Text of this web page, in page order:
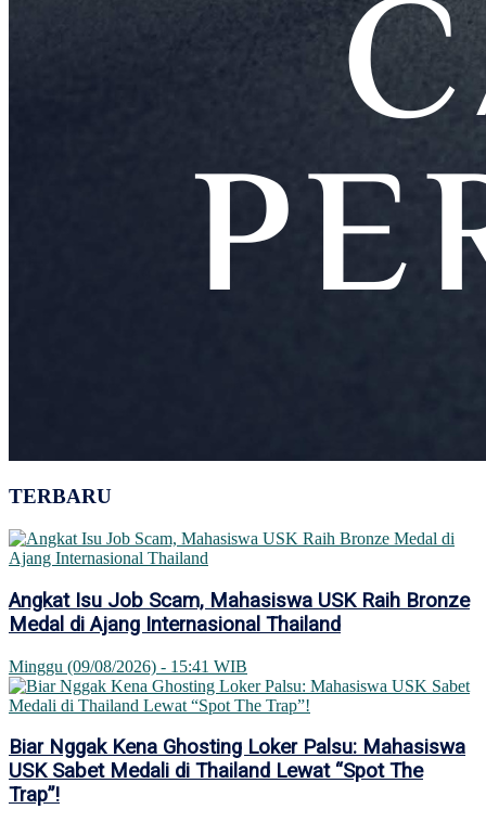
TERBARU
Angkat Isu Job Scam, Mahasiswa USK Raih Bronze
Medal di Ajang Internasional Thailand
Minggu (09/08/2026) - 15:41 WIB
Biar Nggak Kena Ghosting Loker Palsu: Mahasiswa
USK Sabet Medali di Thailand Lewat “Spot The
Trap”!